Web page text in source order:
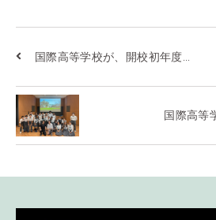
国際高等学校が、開校初年度...
国際高等